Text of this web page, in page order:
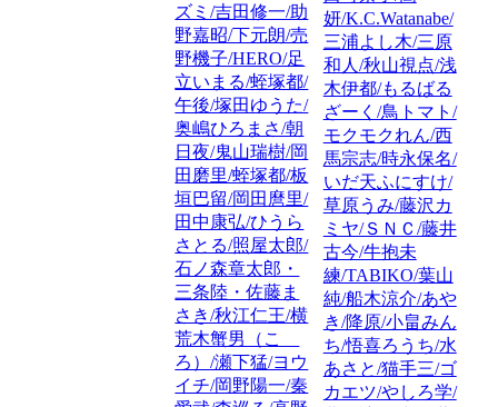
ズミ/吉田修一/助
野嘉昭/下元朗/売
野機子/HERO/足
立いまる/蛭塚都/
午後/塚田ゆうた/
奥嶋ひろまさ/朝
日夜/鬼山瑞樹/岡
田磨里/蛭塚都/板
垣巴留/岡田麿里/
田中康弘/ひうら
さとる/照屋太郎/
石ノ森章太郎・
三条陸・佐藤ま
さき/秋江仁王/横
荒木蟹男（こゝ
ろ）/瀬下猛/ヨウ
イチ/岡野陽一/秦
妍/K.C.Watanabe/
三浦よし木/三原
和人/秋山視点/浅
木伊都/もるばる
ざーく/鳥トマト/
モクモクれん/西
馬宗志/時永保名/
いだ天ふにすけ/
草原うみ/藤沢カ
ミヤ/ＳＮＣ/藤井
古今/牛抱未
練/TABIKO/葉山
純/船木涼介/あや
き/降原/小畠みん
ち/悟喜ろうち/水
あさと/猫手三/ゴ
カエツ/やしろ学/